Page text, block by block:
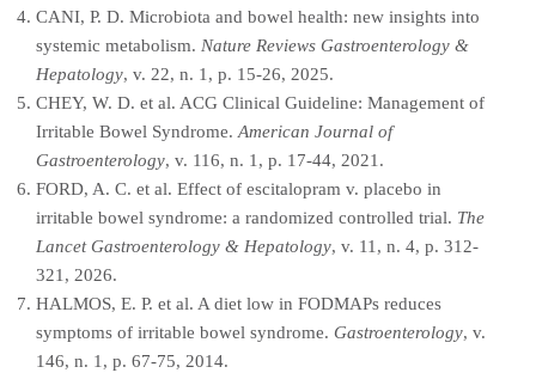
CANI, P. D. Microbiota and bowel health: new insights into
systemic metabolism. Nature Reviews Gastroenterology &
Hepatology, v. 22, n. 1, p. 15-26, 2025.
CHEY, W. D. et al. ACG Clinical Guideline: Management of
Irritable Bowel Syndrome. American Journal of
Gastroenterology, v. 116, n. 1, p. 17-44, 2021.
FORD, A. C. et al. Effect of escitalopram v. placebo in
irritable bowel syndrome: a randomized controlled trial. The
Lancet Gastroenterology & Hepatology, v. 11, n. 4, p. 312-
321, 2026.
HALMOS, E. P. et al. A diet low in FODMAPs reduces
symptoms of irritable bowel syndrome. Gastroenterology, v.
146, n. 1, p. 67-75, 2014.